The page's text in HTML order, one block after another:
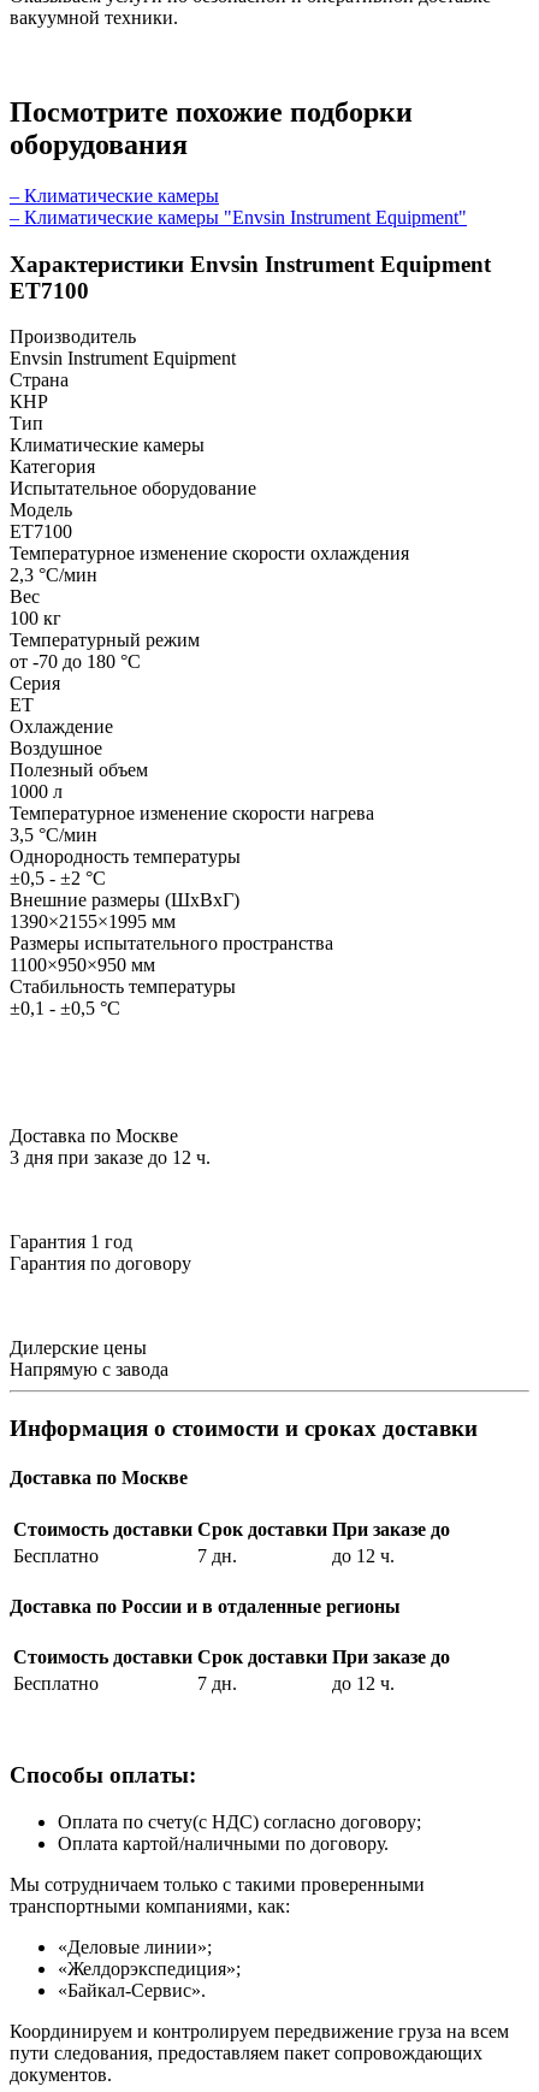
вакуумной техники.
Посмотрите похожие подборки
оборудования
– Климатические камеры
– Климатические камеры "Envsin Instrument Equipment"
Характеристики Envsin Instrument Equipment
ET7100
Производитель
Envsin Instrument Equipment
Страна
КНР
Тип
Климатические камеры
Категория
Испытательное оборудование
Модель
ET7100
Температурное изменение скорости охлаждения
2,3 °C/мин
Вес
100 кг
Температурный режим
от -70 до 180 °С
Серия
ET
Охлаждение
Воздушное
Полезный объем
1000 л
Температурное изменение скорости нагрева
3,5 °C/мин
Однородность температуры
±0,5 - ±2 °C
Внешние размеры (ШхВхГ)
1390×2155×1995 мм
Размеры испытательного пространства
1100×950×950 мм
Стабильность температуры
±0,1 - ±0,5 °C
Доставка по Москве
3 дня при заказе до 12 ч.
Гарантия 1 год
Гарантия по договору
Дилерские цены
Напрямую с завода
Информация о стоимости и сроках доставки
Доставка по Москве
Стоимость доставки Срок доставки При заказе до
Бесплатно
7 дн. до 12 ч.
Доставка по России и в отдаленные регионы
Стоимость доставки Срок доставки При заказе до
Бесплатно
7 дн. до 12 ч.
Способы оплаты:
Оплата по счету(с НДС) согласно договору;
Оплата картой/наличными по договору.
Мы сотрудничаем только с такими проверенными
транспортными компаниями, как:
«Деловые линии»;
«Желдорэкспедиция»;
«Байкал-Сервис».
Координируем и контролируем передвижение груза на всем
пути следования, предоставляем пакет сопровождающих
документов.